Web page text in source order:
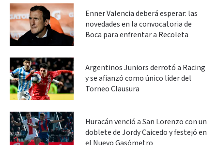
Enner Valencia deberá esperar: las
novedades en la convocatoria de
Boca para enfrentar a Recoleta
Argentinos Juniors derrotó a Racing
y se afianzó como único líder del
Torneo Clausura
Huracán venció a San Lorenzo con un
doblete de Jordy Caicedo y festejó en